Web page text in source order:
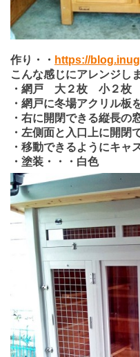
作り・・ https://
こんな感じにアレンジし
・網戸 大２枚 小２枚
・網戸に冬場アクリル板
・右に開閉できる縦長の
・左側面と入口上に開閉
・移動できるようにキャ
・塗装・・・白色